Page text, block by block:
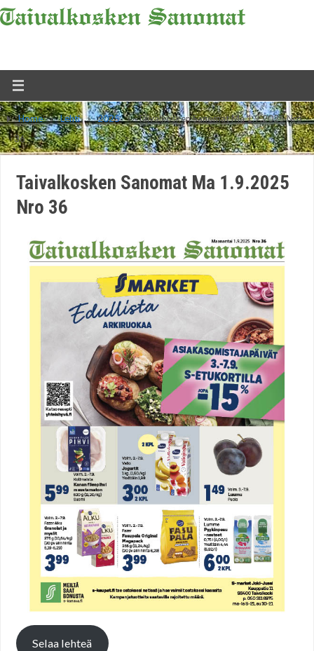
Home » Lehti » 2025 » Taivalkosken Sanomat Ma 1.9.2025 Nro
36
Taivalkosken Sanomat Ma 1.9.2025
Nro 36
Selaa lehteä